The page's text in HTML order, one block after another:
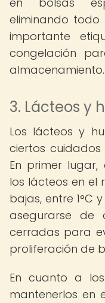
eliminando todo
importante
congelación
almacenamiento.
3. Lácteos y
Los lácteos y
ciertos
En primer
los lácteos en
bajas, entre 1°C
asegurarse de
cerradas para
proliferación de
En cuanto a
mantenerlos en